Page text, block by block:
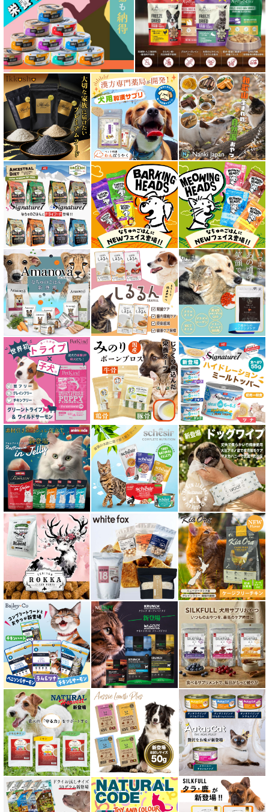
特集 穀物不使用 ドッグフード（ドライ）
フリーズドライ ドッグフード
エアドライ ドッグフード
愛猫用ウェット300円以下コーナー
全年齢対応 フード for CAT
キトン用 フード for CAT
成猫用 フード for CAT
シニア猫用 フード for CAT
皮膚・被毛ケア対応 フード for CAT
食物アレルギー対応キャットフード
腎臓ケア対応キャットフード
関節サポート対応 フード for CAT
糖尿ケア対応 フード for CAT
肥満ケア対応 フード for CAT
泌尿器ケア対応 フード for CAT
胃腸ケア対応 フード for CAT
口腔内・喉ケア対応商品 猫用
食欲サポート対応キャットフード
肝臓ケア対応キャットフード
免疫サポート 猫用
低脂肪 ドライフード for CAT
水分補給用ウェットフード for CAT
特集 穀物不使用 キャットフード（ドライ）